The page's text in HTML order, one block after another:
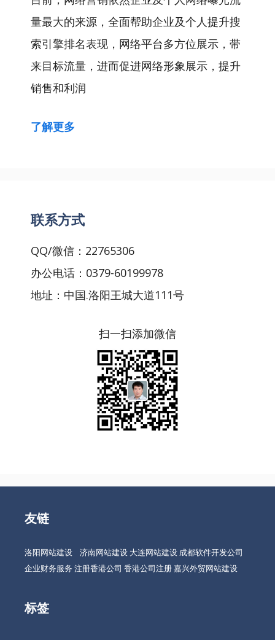
量最大的来源，全面帮助企业及个人提升搜
索引擎排名表现，网络平台多方位展示，带
来目标流量，进而促进网络形象展示，提升
销售和利润
了解更多
联系方式
QQ/微信：22765306
办公电话：0379-60199978
地址：中国.洛阳王城大道111号
扫一扫添加微信
友链
洛阳网站建设 济南网站建设 大连网站建设 成都软件开发公司
企业财务服务 注册香港公司 香港公司注册嘉兴外贸网站建设
标签